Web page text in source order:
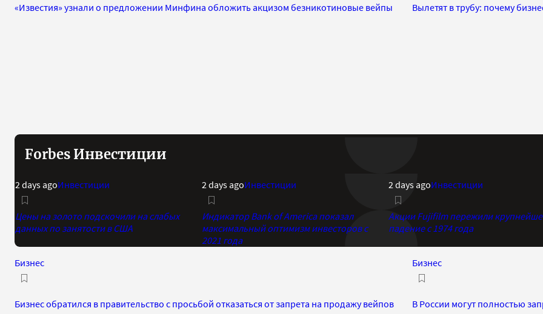
«Известия» узнали о предложении Минфина обложить акцизом безникотиновые вейпы Вылетят в трубу: почему
Forbes Инвестиции
2 days agoИнвестиции
Цены на золото подскочили на слабых
данных по занятости в США
2 days agoИнвестиции
Индикатор Bank of America показал
максимальный оптимизм инвесторов с
2021 года
2 days agoИнвестиции
Акции Fujifilm пережили
падение с 1974 года
Бизнес
Бизнес обратился в правительство с просьбой отказаться от запрета на продажу вейпов
Бизнес
В России могут полностью